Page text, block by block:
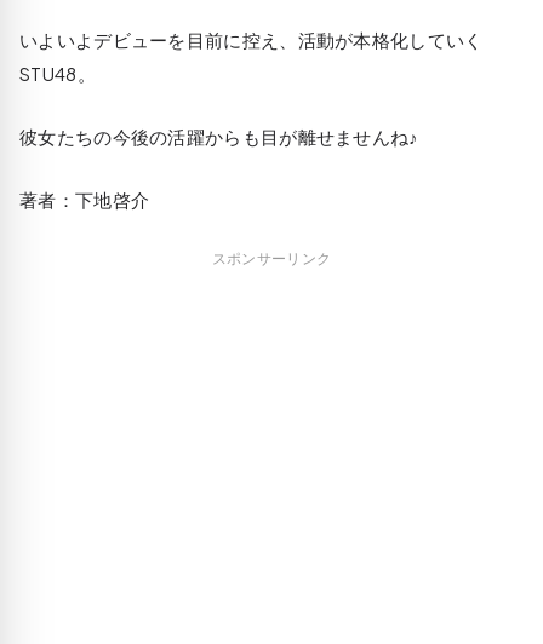
いよいよデビューを目前に控え、活動が本格化していく
STU48。
彼女たちの今後の活躍からも目が離せませんね♪
著者：下地啓介
スポンサーリンク